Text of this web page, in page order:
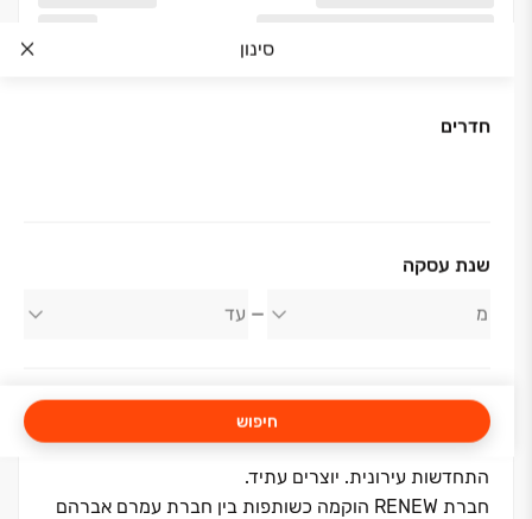
סינון
חדרים
שנת עסקה
חיפוש
אודות החברה
עמרם את נידם התחדשות עירונית בעמ
התחדשות עירונית. יוצרים עתיד.
חברת RENEW הוקמה כשותפות בין חברת עמרם אברהם